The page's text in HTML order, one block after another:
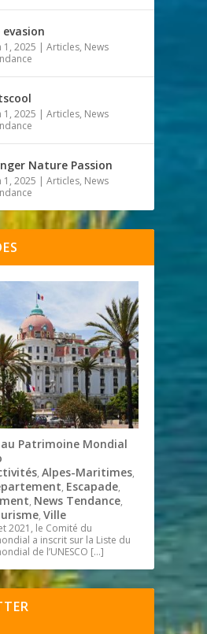
evasion
1, 2025 |Articles, News
1, 2025 |Articles, News
Nature Passion
1, 2025 |Articles, News
Patrimoine Mondial
,Alpes-Maritimes,
, Escapade,
, News Tendance,
,Ville
2021, le Comité du
a inscrit sur la Liste du
de l’UNESCO […]